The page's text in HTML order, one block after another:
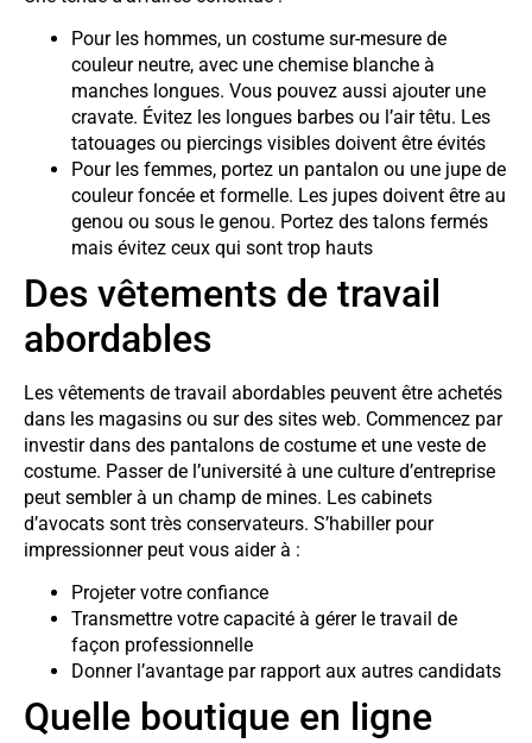
Pour les hommes, un costume sur-mesure de
couleur neutre, avec une chemise blanche à
manches longues. Vous pouvez aussi ajouter une
cravate. Évitez les longues barbes ou l’air têtu. Les
tatouages ou piercings visibles doivent être évités
Pour les femmes, portez un pantalon ou une jupe de
couleur foncée et formelle. Les jupes doivent être au
genou ou sous le genou. Portez des talons fermés
mais évitez ceux qui sont trop hauts
Des vêtements de travail
abordables
Les vêtements de travail abordables peuvent être achetés
dans les magasins ou sur des sites web. Commencez par
investir dans des pantalons de costume et une veste de
costume. Passer de l’université à une culture d’entreprise
peut sembler à un champ de mines. Les cabinets
d’avocats sont très conservateurs. S’habiller pour
impressionner peut vous aider à :
Projeter votre confiance
Transmettre votre capacité à gérer le travail de
façon professionnelle
Donner l’avantage par rapport aux autres candidats
Quelle boutique en ligne